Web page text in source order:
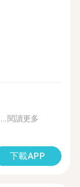
閱讀更多
下載APP